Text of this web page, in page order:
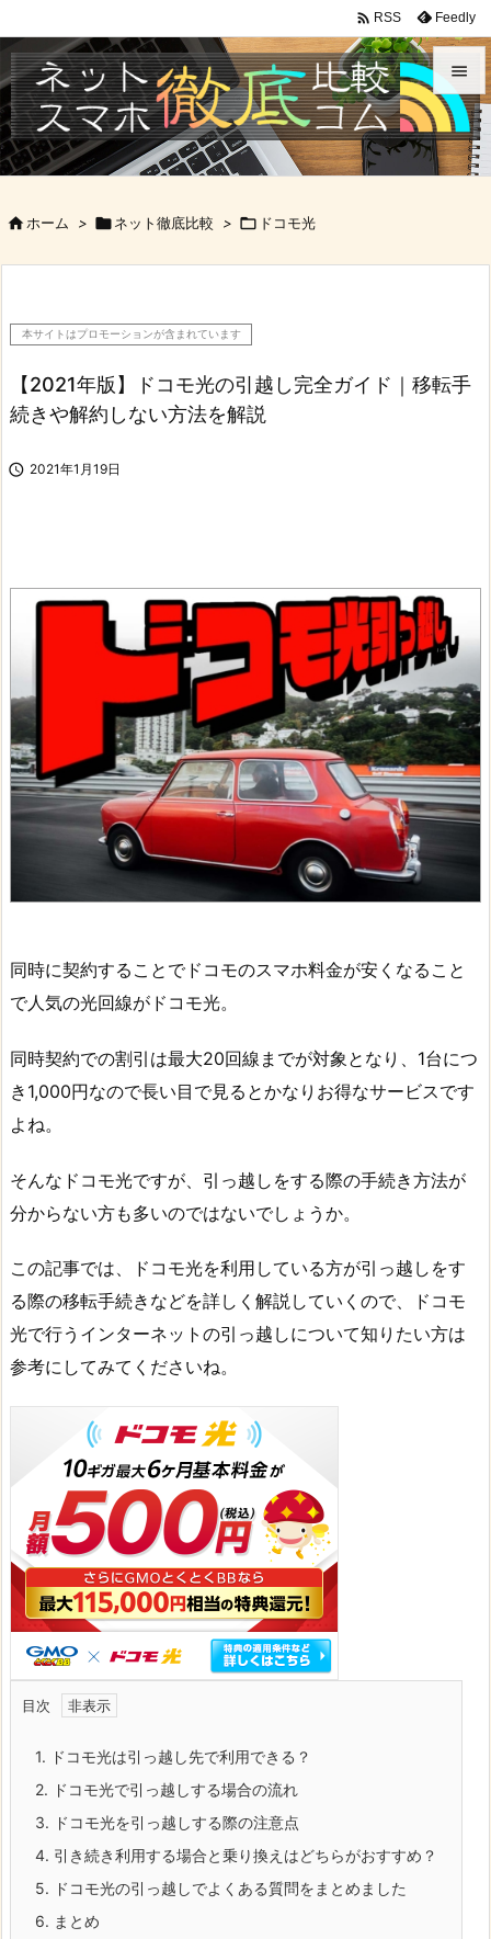


メニュ

 RSS Feedly
ホーム > ネット徹底比較 >  ドコモ光
本サイトはプロモーションが含まれています
【2021年版】ドコモ光の引越し完全ガイド｜移転手
続きや解約しない方法を解説
 2021年1月19日
同時に契約することでドコモのスマホ料金が安くなること
で人気の光回線がドコモ光。
同時契約での割引は最大20回線までが対象となり、1台につ
き1,000円なので長い目で見るとかなりお得なサービスです
よね。
そんなドコモ光ですが、引っ越しをする際の手続き方法が
分からない方も多いのではないでしょうか。
この記事では、ドコモ光を利用している方が引っ越しをす
る際の移転手続きなどを詳しく解説していくので、ドコモ
光で行うインターネットの引っ越しについて知りたい方は
参考にしてみてくださいね。
目次
1. ドコモ光は引っ越し先で利用できる？
2. ドコモ光で引っ越しする場合の流れ
3. ドコモ光を引っ越しする際の注意点
4. 引き続き利用する場合と乗り換えはどちらがおすすめ？
5. ドコモ光の引っ越しでよくある質問をまとめました
6. まとめ